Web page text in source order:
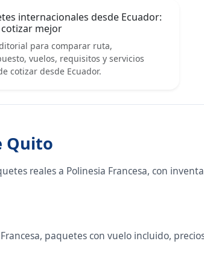
internacionales desde Ecuador:
mejor
para comparar ruta,
vuelos, requisitos y servicios
cotizar desde Ecuador.
Quito
reales a Polinesia Francesa, con
paquetes con vuelo incluido,